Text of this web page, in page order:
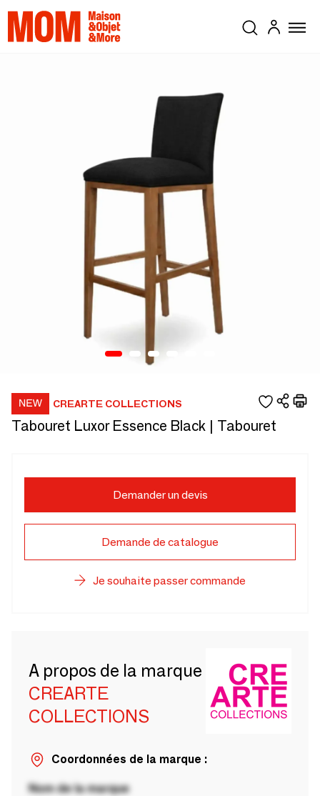
CREARTE COLLECTIONS
Tabouret Luxor Essence Black | Tabouret
Demander un devis
Demande de catalogue
Je souhaite passer commande
A propos de la marque
CREARTE
COLLECTIONS
Coordonnées de la marque :
Nom de la marque